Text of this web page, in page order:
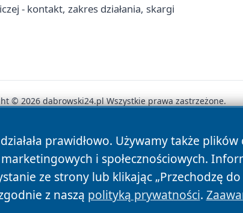
- kontakt, zakres działania, skargi
prawidłowo. Używamy także
i społecznościowych.
ze strony lub klikając „Przechodzę
z naszą polityką prywatności.
© 2026 dabrowski24.pl Wszystkie prawa zastrzeżone.
Polityka Prywatności Polityka Cookies